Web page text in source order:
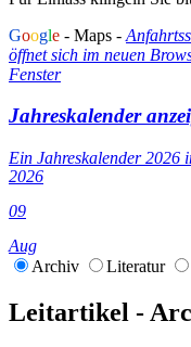
Google - Maps -
öffnet sich im neuen
Fenster
Jahreskalender
Ein Jahreskalender 2026
2026
09
Aug
Archiv
Literatur
Leitartikel -